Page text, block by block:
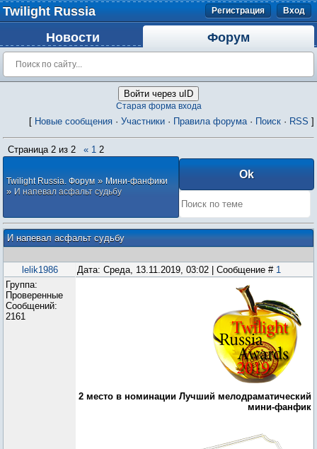
Twilight Russia Регистрация Вход
Новости Форум
Войти через uID
Старая форма входа
[ Новые сообщения · Участники · Правила форума· Поиск · RSS ]
Страница 2 из 2 « 1 2
Twilight Russia. Форум » Мини-фанфики
» И напевал асфальт судьбу
И напевал асфальт судьбу
lelik1986 Дата: Среда, 13.11.2019, 03:02 | Сообщение # 1
Группа:
Проверенные
Сообщений:
2161
2 место в номинации Лучший мелодраматический
мини-фанфик